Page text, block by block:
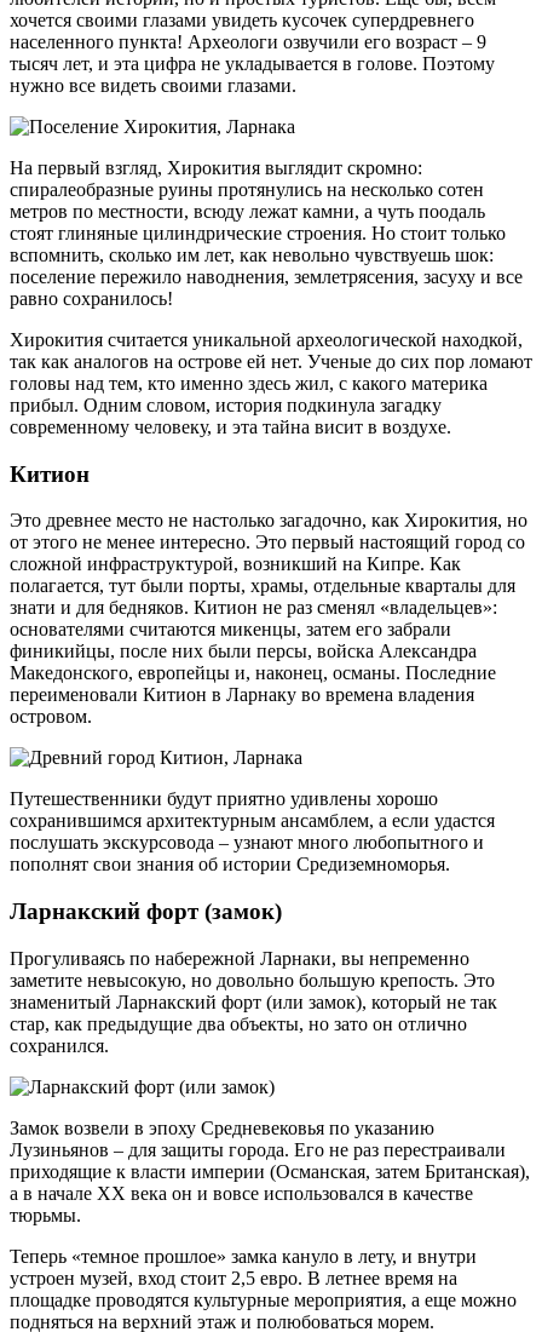
хочется своими глазами увидеть кусочек супердревнего
населенного пункта! Археологи озвучили его возраст – 9
тысяч лет, и эта цифра не укладывается в голове. Поэтому
нужно все видеть своими глазами.
На первый взгляд, Хирокития выглядит скромно:
спиралеобразные руины протянулись на несколько сотен
метров по местности, всюду лежат камни, а чуть поодаль
стоят глиняные цилиндрические строения. Но стоит только
вспомнить, сколько им лет, как невольно чувствуешь шок:
поселение пережило наводнения, землетрясения, засуху и все
равно сохранилось!
Хирокития считается уникальной археологической находкой,
так как аналогов на острове ей нет. Ученые до сих пор ломают
головы над тем, кто именно здесь жил, с какого материка
прибыл. Одним словом, история подкинула загадку
современному человеку, и эта тайна висит в воздухе.
Китион
Это древнее место не настолько загадочно, как Хирокития, но
от этого не менее интересно. Это первый настоящий город со
сложной инфраструктурой, возникший на Кипре. Как
полагается, тут были порты, храмы, отдельные кварталы для
знати и для бедняков. Китион не раз сменял «владельцев»:
основателями считаются микенцы, затем его забрали
финикийцы, после них были персы, войска Александра
Македонского, европейцы и, наконец, османы. Последние
переименовали Китион в Ларнаку во времена владения
островом.
Путешественники будут приятно удивлены хорошо
сохранившимся архитектурным ансамблем, а если удастся
послушать экскурсовода – узнают много любопытного и
пополнят свои знания об истории Средиземноморья.
Ларнакский форт (замок)
Прогуливаясь по набережной Ларнаки, вы непременно
заметите невысокую, но довольно большую крепость. Это
знаменитый Ларнакский форт (или замок), который не так
стар, как предыдущие два объекты, но зато он отлично
сохранился.
Замок возвели в эпоху Средневековья по указанию
Лузиньянов – для защиты города. Его не раз перестраивали
приходящие к власти империи (Османская, затем Британская),
а в начале XX века он и вовсе использовался в качестве
тюрьмы.
Теперь «темное прошлое» замка кануло в лету, и внутри
устроен музей, вход стоит 2,5 евро. В летнее время на
площадке проводятся культурные мероприятия, а еще можно
подняться на верхний этаж и полюбоваться морем.